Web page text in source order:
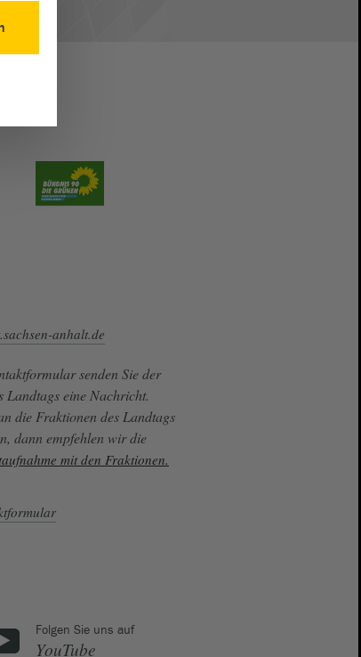
anhalt.de
senden Sie der
Landtags eine Nachricht.
die Fraktionen des Landtags
dann empfehlen wir die
mit den Fraktionen.
Folgen Sie uns auf
YouTube